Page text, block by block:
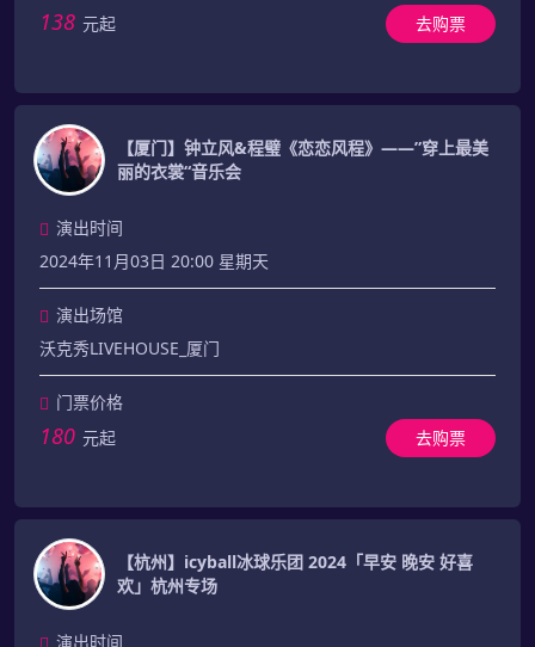
138 元起 去购票
【厦门】钟立风&程璧《恋恋风程》——”穿上最美
丽的衣裳“音乐会
演出时间
2024年11月03日 20:00 星期天
演出场馆
沃克秀LIVEHOUSE_厦门
门票价格
180 元起 去购票
【杭州】icyball冰球乐团 2024「早安 晚安 好喜
欢」杭州专场
演出时间